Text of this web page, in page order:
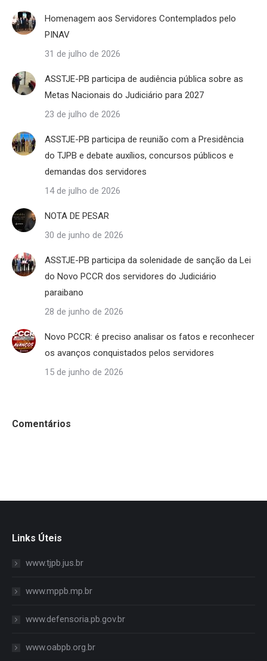
Homenagem aos Servidores Contemplados pelo
PINAV
31 de julho de 2026
ASSTJE-PB participa de audiência pública sobre as
Metas Nacionais do Judiciário para 2027
23 de julho de 2026
ASSTJE-PB participa de reunião com a Presidência
do TJPB e debate auxílios, concursos públicos e
demandas dos servidores
14 de julho de 2026
NOTA DE PESAR
30 de junho de 2026
ASSTJE-PB participa da solenidade de sanção da Lei
do Novo PCCR dos servidores do Judiciário
paraibano
28 de junho de 2026
Novo PCCR: é preciso analisar os fatos e reconhecer
os avanços conquistados pelos servidores
15 de junho de 2026
Comentários
Links Úteis
www.tjpb.jus.br
www.mppb.mp.br
www.defensoria.pb.gov.br
www.oabpb.org.br